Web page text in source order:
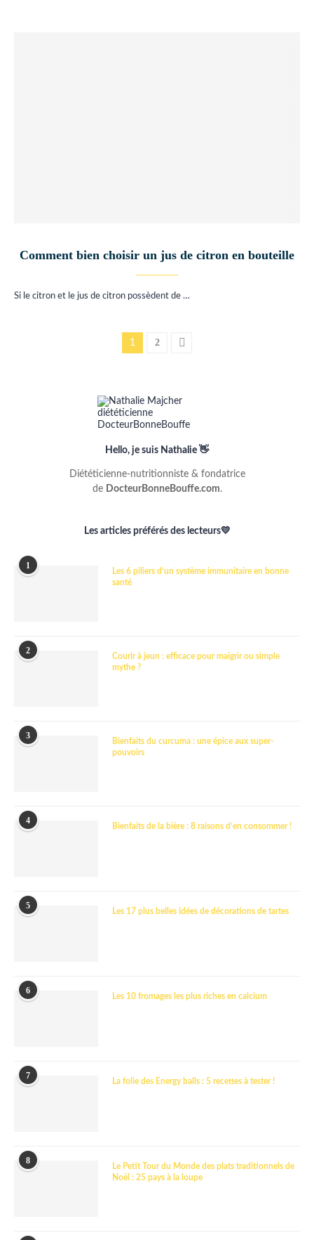
Comment bien choisir un jus de citron en bouteille
Si le citron et le jus de citron possèdent de …
1 2
Hello, je suis Nathalie 👋
Diététicienne-nutritionniste & fondatrice
de DocteurBonneBouffe.com.
Les articles préférés des lecteurs💛
1
Les 6 piliers d’un système immunitaire en bonne
santé
2
Courir à jeun : efficace pour maigrir ou simple
mythe ?
3
Bienfaits du curcuma : une épice aux super-
pouvoirs
4
Bienfaits de la bière : 8 raisons d’en consommer !
5
Les 17 plus belles idées de décorations de tartes
6
Les 10 fromages les plus riches en calcium
7
La folie des Energy balls : 5 recettes à tester !
8
Le Petit Tour du Monde des plats traditionnels de
Noël : 25 pays à la loupe